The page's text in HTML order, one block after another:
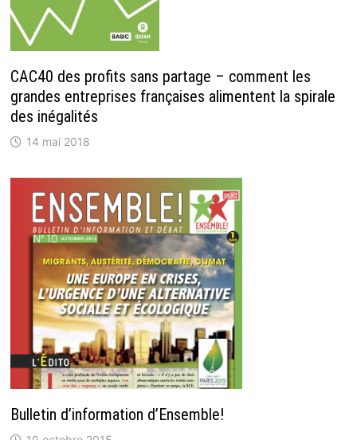
CAC40 des profits sans partage – comment les
grandes entreprises françaises alimentent la spirale
des inégalités
14 mai 2018
Bulletin d’information d’Ensemble!